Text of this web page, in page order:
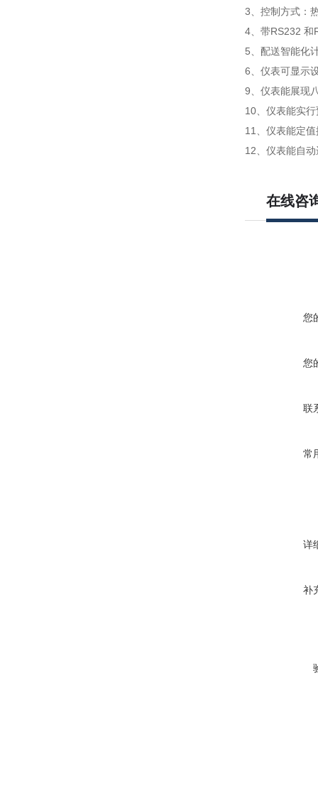
3、控制方式：
4、带RS232 和
5、配送智能化
6、仪表可显示
9、仪表能展现
10、仪表能实
11、仪表能定
12、仪表能自
在线咨
您
您
联
常
详
补